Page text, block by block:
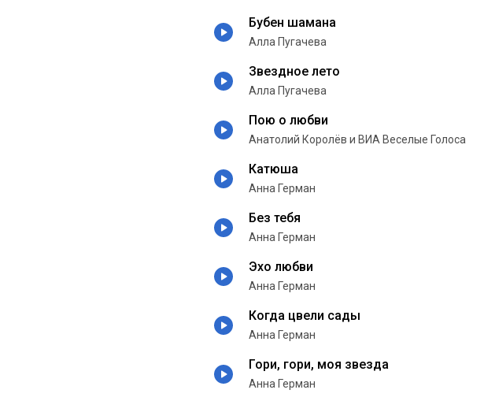
Бубен шамана
Алла Пугачева
Звездное лето
Алла Пугачева
Пою о любви
Анатолий Королёв и ВИА Веселые Голоса
Катюша
Анна Герман
Без тебя
Анна Герман
Эхо любви
Анна Герман
Когда цвели сады
Анна Герман
Гори, гори, моя звезда
Анна Герман